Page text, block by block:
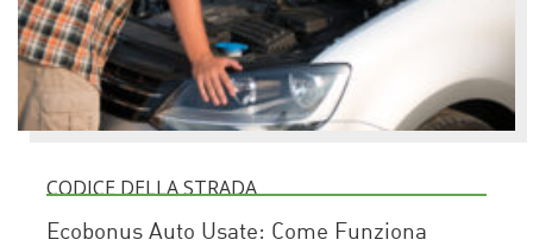
CODICE DELLA STRADA
Ecobonus Auto Usate: Come Funziona